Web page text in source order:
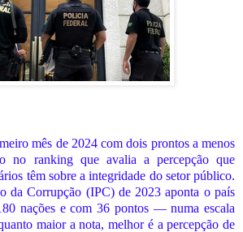
mês de 2024 com dois prontos a menos
no ranking que avalia a percepção que
têm sobre a integridade do setor público.
da Corrupção (IPC) de 2023 aponta o país
nações e com 36 pontos — numa escala
maior a nota, melhor é a percepção de